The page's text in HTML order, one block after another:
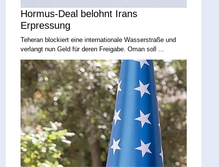
Hormus-Deal belohnt Irans
Erpressung
Teheran blockiert eine internationale Wasserstraße und
verlangt nun Geld für deren Freigabe. Oman soll ...